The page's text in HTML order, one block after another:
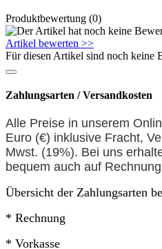
Produktbewertung (0)
Artikel bewerten >>
Für diesen Artikel sind noch keine
Zahlungsarten / Versandkosten
Alle Preise in unserem
Euro (€) inklusive Fracht,
Mwst. (19%). Bei uns
bequem auch auf Rechnung
Übersicht der Zahlungsarten
* Rechnung
* Vorkasse